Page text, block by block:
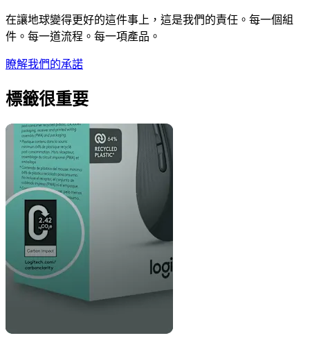
在讓地球變得更好的這件事上，這是我們的責任。每一個組
件。每一道流程。每一項產品。
瞭解我們的承諾
標籤很重要